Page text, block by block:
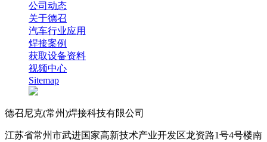
公司动态
关于德召
汽车行业应用
焊接案例
获取设备资料
视频中心
Sitemap
德召尼克(常州)焊接科技有限公司
江苏省常州市武进国家高新技术产业开发区龙资路1号4号楼南